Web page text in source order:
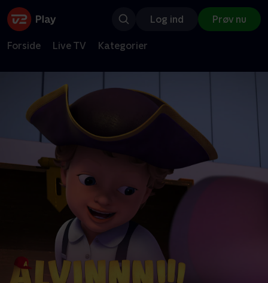
Log ind Prøv nu
Forside Live TV Kategorier